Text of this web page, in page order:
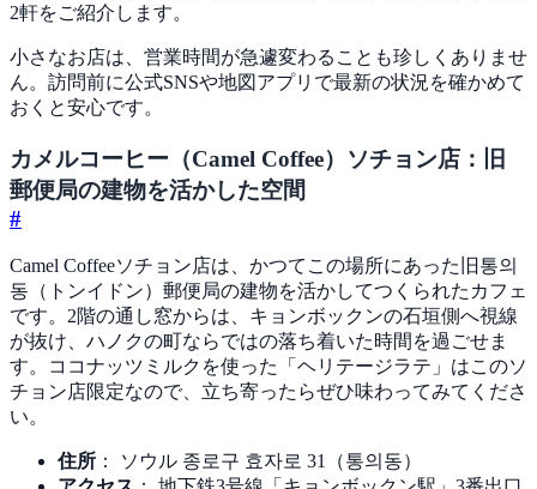
2軒をご紹介します。
小さなお店は、営業時間が急遽変わることも珍しくありませ
ん。訪問前に公式SNSや地図アプリで最新の状況を確かめて
おくと安心です。
カメルコーヒー（Camel Coffee）ソチョン店：旧
郵便局の建物を活かした空間
#
Camel Coffeeソチョン店は、かつてこの場所にあった旧통의
동（トンイドン）郵便局の建物を活かしてつくられたカフェ
です。2階の通し窓からは、キョンボックンの石垣側へ視線
が抜け、ハノクの町ならではの落ち着いた時間を過ごせま
す。ココナッツミルクを使った「ヘリテージラテ」はこのソ
チョン店限定なので、立ち寄ったらぜひ味わってみてくださ
い。
住所 ： ソウル 종로구 효자로 31（통의동）